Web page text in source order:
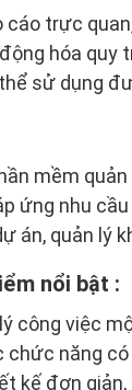
cáo trực
hóa quy
sử dụng
mềm
ứng nhu
án, quản lý
nổi bật :
công việc
chức năng
kế đơn